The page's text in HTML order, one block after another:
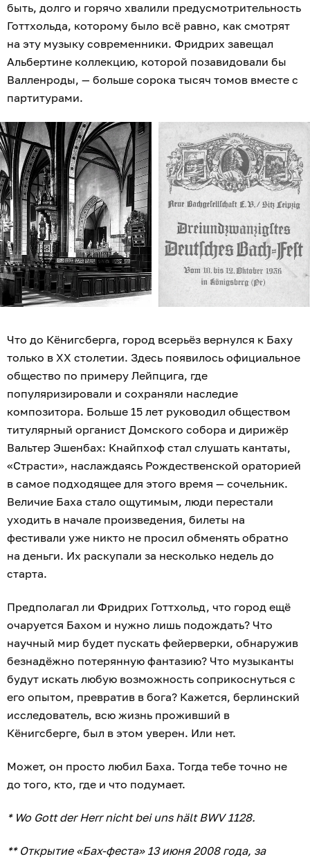
быть, долго и горячо хвалили предусмотрительность
Готтхольда, которому было всё равно, как смотрят
на эту музыку современники. Фридрих завещал
Альбертине коллекцию, которой позавидовали бы
Валленроды, — больше сорока тысяч томов вместе с
партитурами.
Что до Кёнигсберга, город всерьёз вернулся к Баху
только в XX столетии. Здесь появилось официальное
общество по примеру Лейпцига, где
популяризировали и сохраняли наследие
композитора. Больше 15 лет руководил обществом
титулярный органист Домского собора и дирижёр
Вальтер Эшенбах: Кнайпхоф стал слушать кантаты,
«Страсти», наслаждаясь Рождественской ораторией
в самое подходящее для этого время — сочельник.
Величие Баха стало ощутимым, люди перестали
уходить в начале произведения, билеты на
фестивали уже никто не просил обменять обратно
на деньги. Их раскупали за несколько недель до
старта.
Предполагал ли Фридрих Готтхольд, что город ещё
очаруется Бахом и нужно лишь подождать? Что
научный мир будет пускать фейерверки, обнаружив
безнадёжно потерянную фантазию? Что музыканты
будут искать любую возможность соприкоснуться с
его опытом, превратив в бога? Кажется, берлинский
исследователь, всю жизнь проживший в
Кёнигсберге, был в этом уверен. Или нет.
Может, он просто любил Баха. Тогда тебе точно не
до того, кто, где и что подумает.
* Wo Gott der Herr nicht bei uns hält BWV 1128.
** Открытие «Бах-феста» 13 июня 2008 года, за